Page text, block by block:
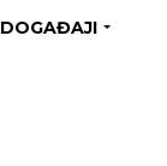
DOGAĐAJI